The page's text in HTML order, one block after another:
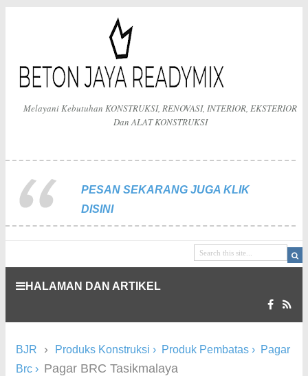
Melayani Kebutuhan KONSTRUKSI, RENOVASI, INTERIOR, EKSTERIOR
Dan ALAT KONSTRUKSI
PESAN SEKARANG JUGA KLIK
DISINI
HALAMAN DAN ARTIKEL
BJR › Produks Konstruksi › Produk Pembatas › Pagar
Brc › Pagar BRC Tasikmalaya